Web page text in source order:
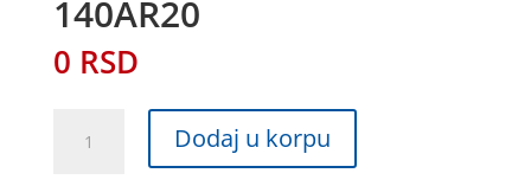
140AR20
0 RSD
Dodaj u korpu